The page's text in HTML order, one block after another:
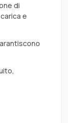
di
e